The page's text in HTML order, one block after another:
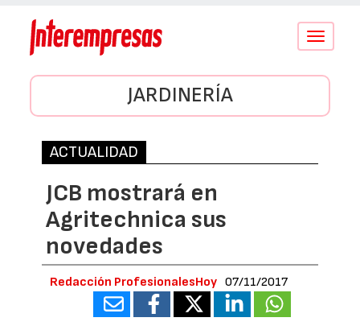
Conmutar
JARDINERÍA
ACTUALIDAD
JCB mostrará en
Agritechnica sus
novedades
Redacción ProfesionalesHoy 07/11/2017